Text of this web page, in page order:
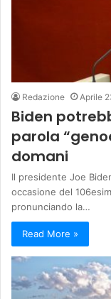
Redazione Aprile
Biden
parola
domani
Il presidente Joe
occasione del
pronunciando la…
Read More »